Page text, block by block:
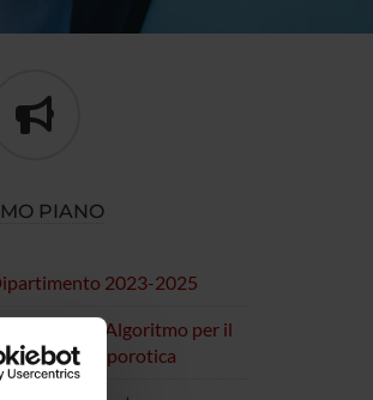
PIANO
2023-2025
- DEFRA: Algoritmo per il
osteoporotica